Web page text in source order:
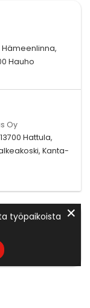
Hämeenlinna,
Hauho
Oy
Hattula,
Kanta-
työpaikoista ✕